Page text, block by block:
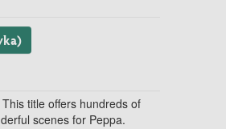
title offers hundreds of
scenes for Peppa.